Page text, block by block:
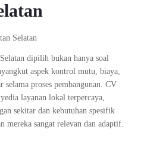
dipilih bukan hanya soal
aspek kontrol mutu, biaya,
proses pembangunan. CV
layanan lokal terpercaya,
sekitar dan kebutuhan spesifik
mereka sangat relevan dan adaptif.